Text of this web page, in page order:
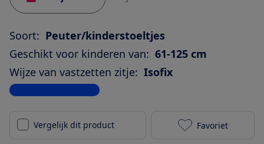
Soort: Peuter/kinderstoeltjes
Geschikt voor kinderen van: 61-125 cm
Wijze van vastzetten zitje: Isofix
Bekijk alle specificaties
Vergelijk dit product Recaro Salia
Favoriet